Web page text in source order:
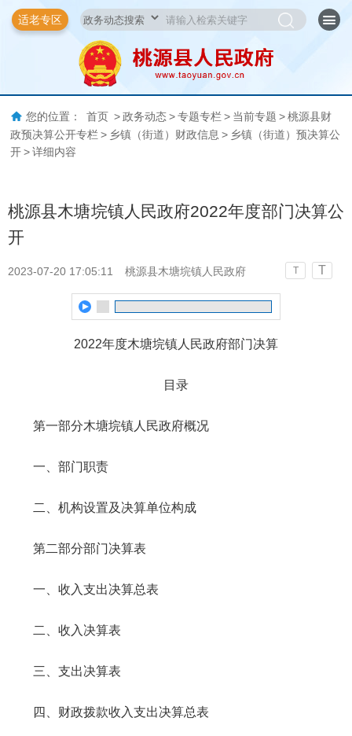
适老专区
您的位置： 首页 > 政务动态 > 专题专栏 > 当前专题 > 桃源县财
政预决算公开专栏 > 乡镇（街道）财政信息 > 乡镇（街道）预决算公
开 > 详细内容
桃源县木塘垸镇人民政府2022年度部门决算公
开
2023-07-20 17:05:11 桃源县木塘垸镇人民政府 T T
2022年度木塘垸镇人民政府部门决算
目录
第一部分木塘垸镇人民政府概况
一、部门职责
二、机构设置及决算单位构成
第二部分部门决算表
一、收入支出决算总表
二、收入决算表
三、支出决算表
四、财政拨款收入支出决算总表